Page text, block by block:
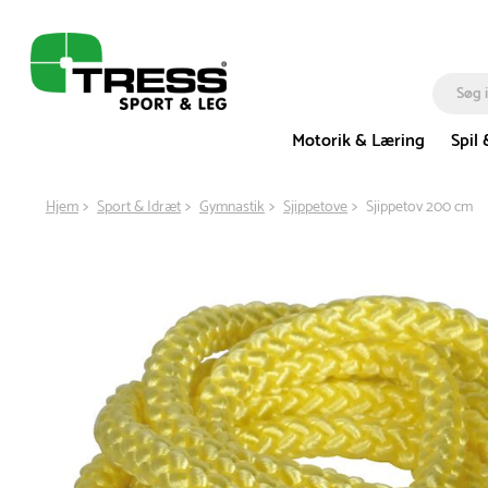
Motorik & Læring
Spil
Hjem Sport & Idræt Gymnastik Sjippetove Sjippetov 200 cm